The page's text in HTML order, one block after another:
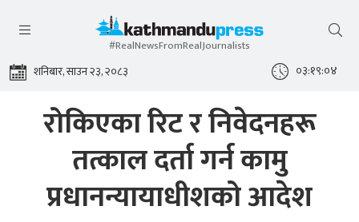
#RealNewsFromRealJournalists
शनिबार, साउन २३, २०८३ ०३:१९:०५
रोकिएका रिट र निवेदनहरू
तत्काल दर्ता गर्न कामु
प्रधानन्यायाधीशको आदेश